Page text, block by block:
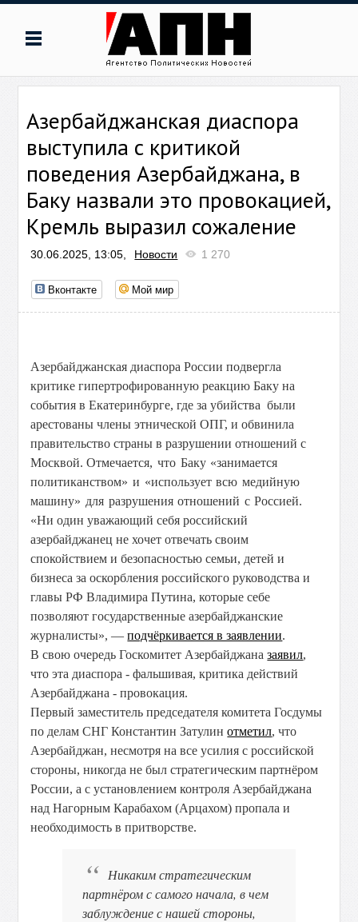
Азербайджанская диаспора
выступила с критикой
поведения Азербайджана, в
Баку назвали это провокацией,
Кремль выразил сожаление
30.06.2025, 13:05, Новости 1 270
Вконтакте Мой мир
Азербайджанская диаспора России подвергла
критике гипертрофированную реакцию Баку на
события в Екатеринбурге, где за убийства были
арестованы члены этнической ОПГ, и обвинила
правительство страны в разрушении отношений с
Москвой.Отмечается, что Баку «занимается
политиканством» и «использует всю медийную
машину» для разрушения отношений с Россией.
«Ни один уважающий себя российский
азербайджанец не хочет отвечать своим
спокойствием и безопасностью семьи, детей и
бизнеса за оскорбления российского руководства и
главы РФ Владимира Путина, которые себе
позволяют государственные азербайджанские
журналисты», —подчёркивается в заявлении.
В свою очередь Госкомитет Азербайджаназаявил,
что эта диаспора - фальшивая, критика действий
Азербайджана - провокация.
Первый заместитель председателя комитета Госдумы
по делам СНГ Константин Затулинотметил, что
Азербайджан, несмотря на все усилия с российской
стороны, никогда не был стратегическим партнёром
России, а с установлением контроля Азербайджана
над Нагорным Карабахом (Арцахом) пропала и
необходимость в притворстве.
Никаким стратегическим
партнёром с самого начала, в чем
заблуждение с нашей стороны,